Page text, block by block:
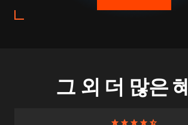
그 외 더 많은